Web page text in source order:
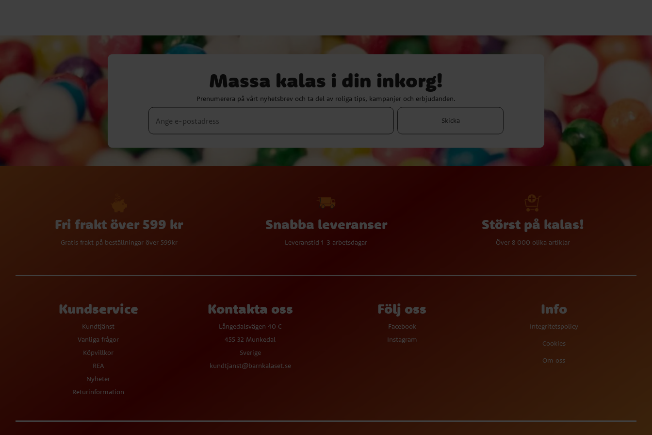
Massa kalas i din inkorg!
Prenumerera på vårt nyhetsbrev och ta del av roliga tips, kampanjer och erbjudanden.
Skicka
Fri frakt över 599 kr
Gratis frakt på beställningar över 599kr
Snabba leveranser
Leveranstid 1-3 arbetsdagar
Störst på kalas!
Över 8 000 olika artiklar
Kundservice
Kundtjänst
Vanliga frågor
Köpvillkor
REA
Nyheter
Returinformation
Kontakta oss
Långedalsvägen 40 C
455 32 Munkedal
Sverige
kundtjanst@barnkalaset.se
Följ oss
Facebook
Instagram
Info
Integritetspolicy
Cookies
Om oss